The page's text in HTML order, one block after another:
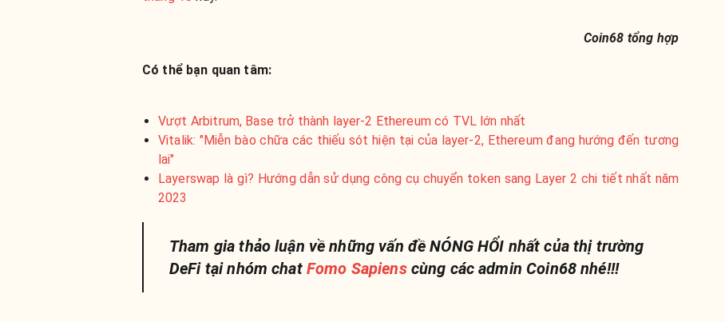
Coin68 tổng hợp
Có thể bạn quan tâm:
Vượt Arbitrum, Base trở thành layer-2 Ethereum có TVL lớn nhất
Vitalik: "Miễn bào chữa các thiếu sót hiện tại của layer-2, Ethereum đang hướng đến tương
lai"
Layerswap là gì? Hướng dẫn sử dụng công cụ chuyển token sang Layer 2 chi tiết nhất năm
2023
Tham gia thảo luận về những vấn đề NÓNG HỔI nhất của thị trường
DeFi tại nhóm chat Fomo Sapienscùng các admin Coin68 nhé!!!